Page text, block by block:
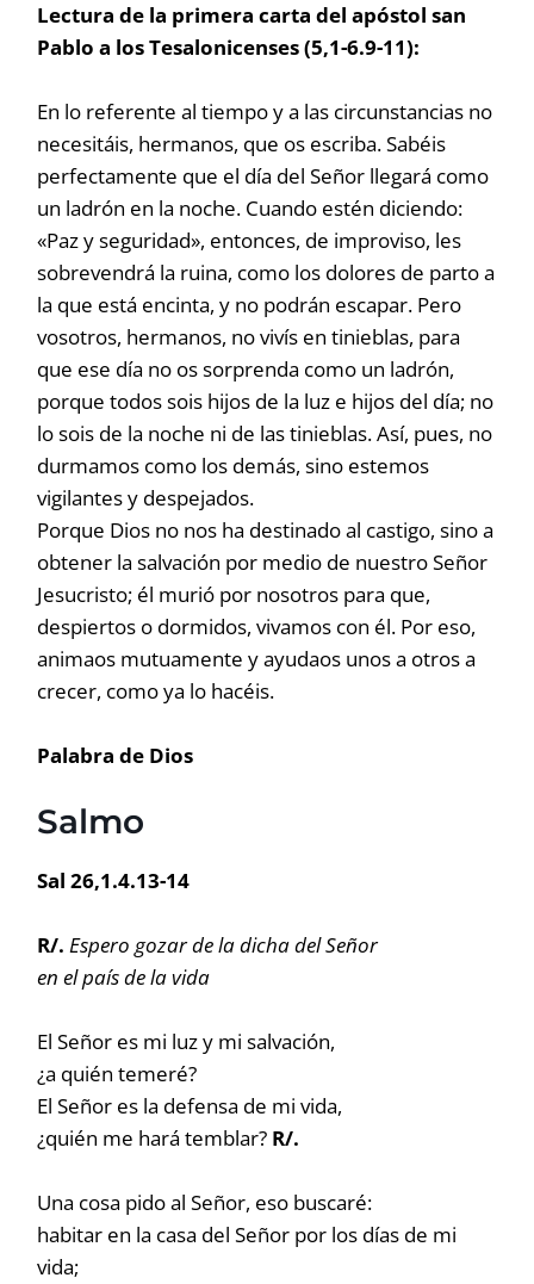
Lectura de la primera carta del apóstol san
Pablo a los Tesalonicenses (5,1-6.9-11):
En lo referente al tiempo y a las circunstancias no
necesitáis, hermanos, que os escriba. Sabéis
perfectamente que el día del Señor llegará como
un ladrón en la noche. Cuando estén diciendo:
«Paz y seguridad», entonces, de improviso, les
sobrevendrá la ruina, como los dolores de parto a
la que está encinta, y no podrán escapar. Pero
vosotros, hermanos, no vivís en tinieblas, para
que ese día no os sorprenda como un ladrón,
porque todos sois hijos de la luz e hijos del día; no
lo sois de la noche ni de las tinieblas. Así, pues, no
durmamos como los demás, sino estemos
vigilantes y despejados.
Porque Dios no nos ha destinado al castigo, sino a
obtener la salvación por medio de nuestro Señor
Jesucristo; él murió por nosotros para que,
despiertos o dormidos, vivamos con él. Por eso,
animaos mutuamente y ayudaos unos a otros a
crecer, como ya lo hacéis.
Palabra de Dios
Salmo
Sal 26,1.4.13-14
R/. Espero gozar de la dicha del Señor
en el país de la vida
El Señor es mi luz y mi salvación,
¿a quién temeré?
El Señor es la defensa de mi vida,
¿quién me hará temblar? R/.
Una cosa pido al Señor, eso buscaré:
habitar en la casa del Señor por los días de mi
vida;